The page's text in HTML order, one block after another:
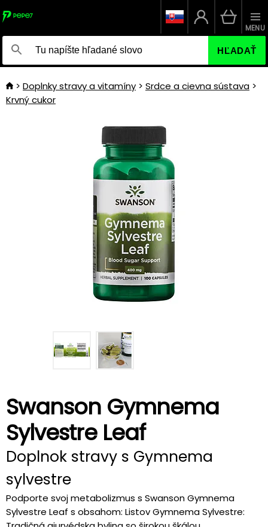
HĽADAŤ
MENU
Doplnky stravy a vitamíny
Srdce a cievna sústava
Krvný cukor
Swanson Gymnema
Sylvestre Leaf
Doplnok stravy s Gymnema
sylvestre
Podporte svoj metabolizmus s Swanson Gymnema
Sylvestre Leaf s obsahom: Listov Gymnema Sylvestre: